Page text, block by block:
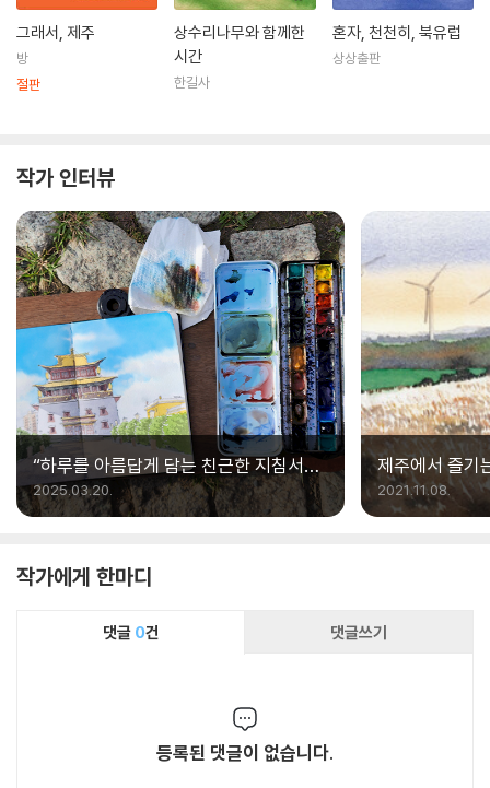
그래서, 제주
방
절판
상수리나무와 함께한
시간
한길사
혼자, 천천히, 북유럽
상상출판
작가 인터뷰
“하루를 아름답게 담는 친근한 지침서가
되고 싶어요”
2025.03.20.
제주에서 즐기
2021.11.08.
작가에게 한마디
댓글 0건 댓글쓰기
등록된 댓글이 없습니다.